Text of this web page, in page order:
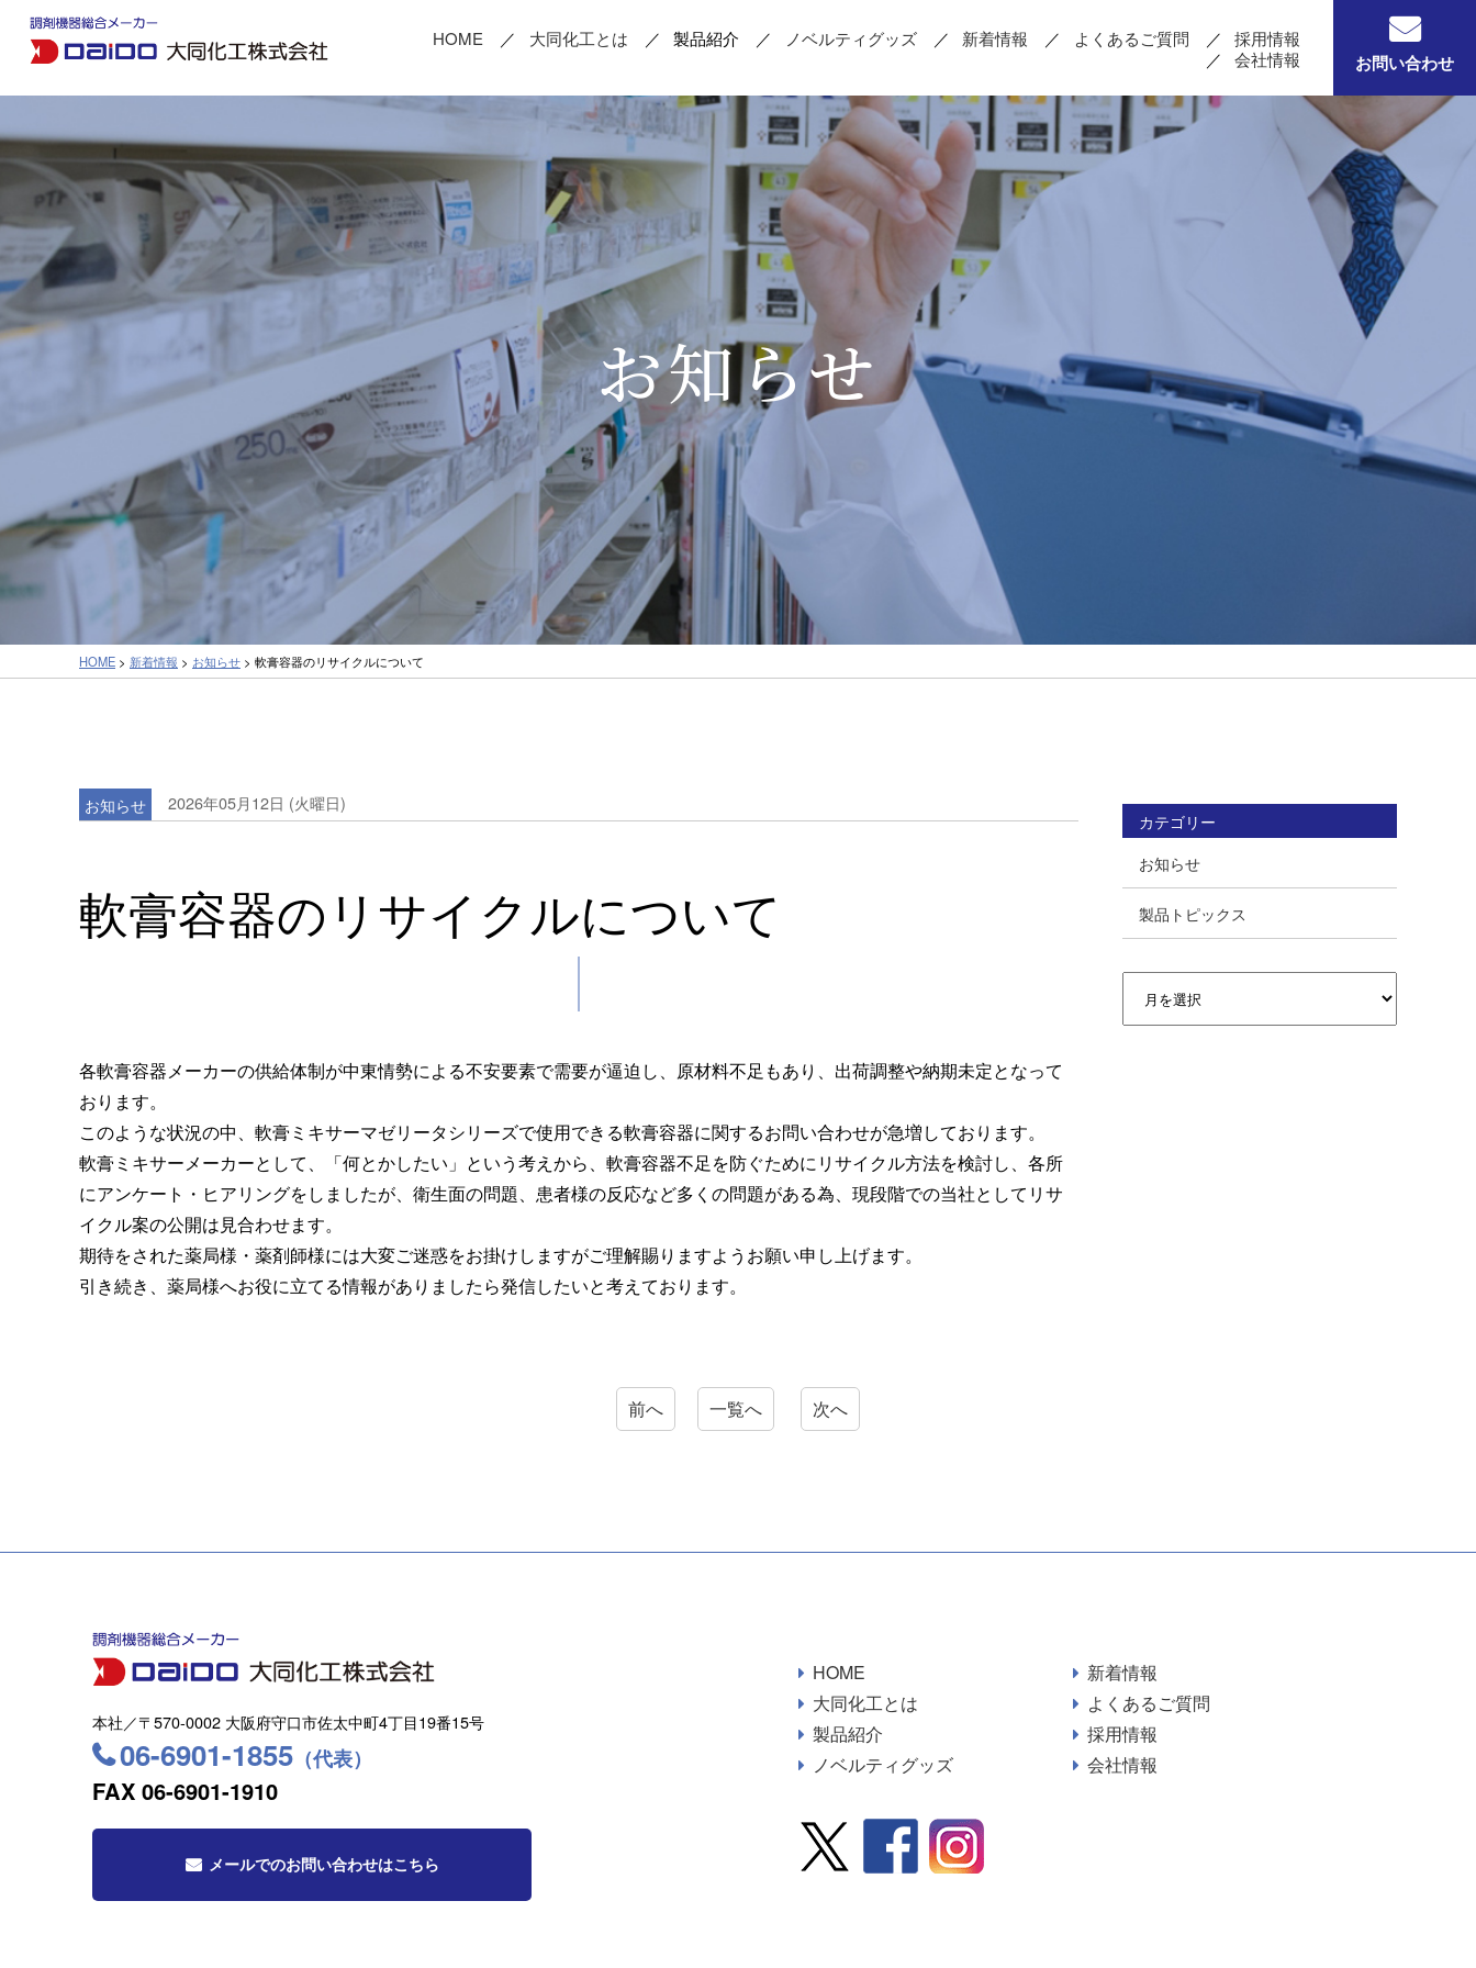
HOME 大同化工とは 製品紹介
お薬管理グッズ
お薬を取り出す 錠剤を割る
散薬の調剤 軟膏の調剤 その他機器
ノベルティグッズ 新着情報 よくあるご質問
採用情報
会社情報
お問い合わせ
お知らせ
HOME > 新着情報 > お知らせ > 軟膏容器のリサイクルについて
お知らせ 2026年05月12日 (火曜日)
軟膏容器のリサイクルについて
各軟膏容器メーカーの供給体制が中東情勢による不安要素で需要が逼迫し、原材料不足もあり、出荷調整や納期未定となって
おります。
このような状況の中、軟膏ミキサーマゼリータシリーズで使用できる軟膏容器に関するお問い合わせが急増しております。
軟膏ミキサーメーカーとして、「何とかしたい」という考えから、軟膏容器不足を防ぐためにリサイクル方法を検討し、各所
にアンケート・ヒアリングをしましたが、衛生面の問題、患者様の反応など多くの問題がある為、現段階での当社としてリサ
イクル案の公開は見合わせます。
期待をされた薬局様・薬剤師様には大変ご迷惑をお掛けしますがご理解賜りますようお願い申し上げます。
引き続き、薬局様へお役に立てる情報がありましたら発信したいと考えております。
カテゴリー
お知らせ
製品トピックス
前へ 一覧へ 次へ
本社／〒570-0002 大阪府守口市佐太中町4丁目19番15号
06-6901-1855 （代表）
FAX 06-6901-1910
メールでのお問い合わせはこちら
HOME
大同化工とは
製品紹介
ノベルティグッズ
新着情報
よくあるご質問
採用情報
会社情報